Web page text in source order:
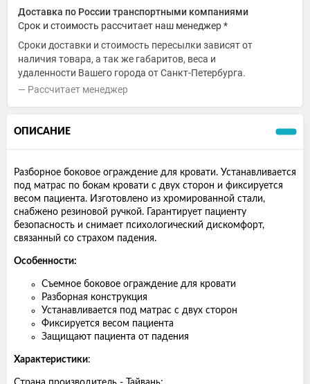
Доставка по России транспортными компаниями
Срок и стоимость рассчитает наш менеджер *
Сроки доставки и стоимость пересылки зависят от
наличия товара, а так же габаритов, веса и
удаленности Вашего города от Санкт-Петербурга.
Рассчитает менеджер
ОПИСАНИЕ
Разборное боковое ограждение для кровати. Устанавливается
под матрас по бокам кровати с двух сторон и фиксируется
весом пациента. Изготовлено из хромированной стали,
снабжено резиновой ручкой. Гарантирует пациенту
безопасность и снимает психологический дискомфорт,
связанный со страхом падения.
Особенности:
Съемное боковое ограждение для кровати
Разборная конструкция
Устанавливается под матрас с двух сторон
Фиксируется весом пациента
Защищают пациента от падения
Характеристики: